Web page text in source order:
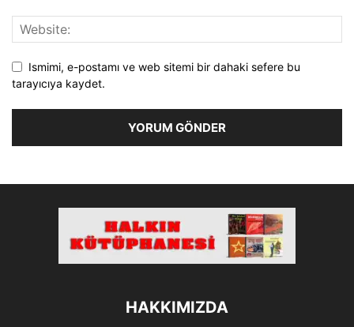
Ismimi, e-postamı ve web sitemi bir dahaki sefere bu
tarayıcıya kaydet.
HAKKIMIZDA